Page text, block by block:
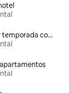
Aluguéis por temporada com banheira de hidromassagem